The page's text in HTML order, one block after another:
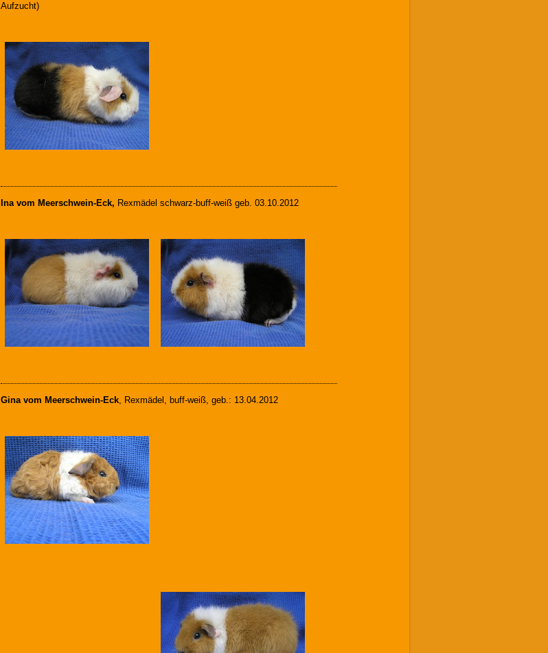
Aufzucht)
Ina vom Meerschwein-Eck, Rexmädel schwarz-buff-weiß geb. 03.10.2012
Gina vom Meerschwein-Eck, Rexmädel, buff-weiß, geb.: 13.04.2012